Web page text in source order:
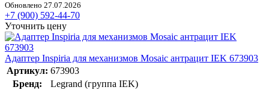
Обновлено 27.07.2026
+7 (900) 592-44-70
Уточнить цену
Адаптер Inspiria для механизмов Mosaic антрацит IEK 673903
Артикул: 673903
Бренд:
Legrand (группа IEK)